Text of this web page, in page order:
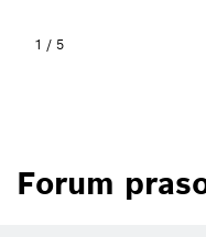
1 / 5
Forum